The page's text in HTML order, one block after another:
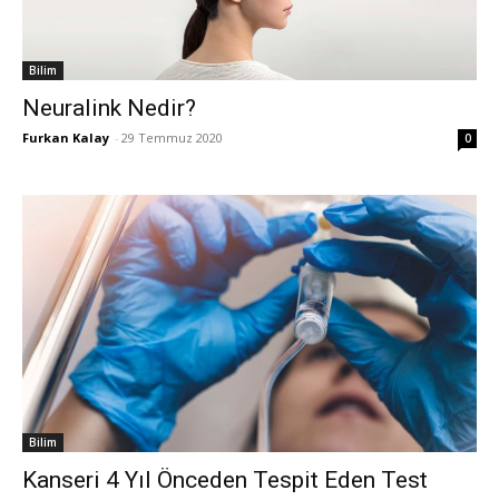
Bilim
Neuralink Nedir?
Furkan Kalay - 29 Temmuz 2020 0
Bilim
Kanseri 4 Yıl Önceden Tespit Eden Test